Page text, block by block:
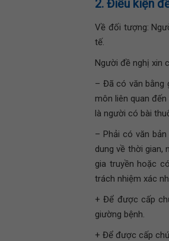
2. Điều kiện
Về đối tượng:
tế.
Người đề nghị xin
– Đã có văn bằng
môn liên quan
là người có bài
– Phải có văn
dung về thời gian,
gia truyền hoặc
trách nhiệm xác
+ Để được cấp
giường bệnh.
+ Để được cấp